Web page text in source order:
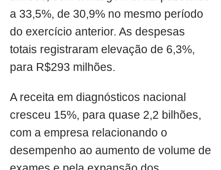
a 33,5%, de 30,9% no mesmo período
do exercício anterior. As despesas
totais registraram elevação de 6,3%,
para R$293 milhões.
A receita em diagnósticos nacional
cresceu 15%, para quase 2,2 bilhões,
com a empresa relacionando o
desempenho ao aumento de volume de